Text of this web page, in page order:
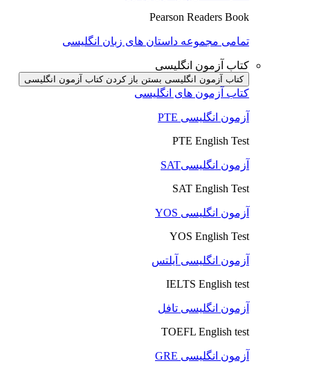
Pearson Readers Book
تمامی مجموعه داستان های زبان انگلیسی
کتاب آزمون انگلیسی
کتاب آزمون انگلیسی بستن باز کردن کتاب آزمون انگلیسی
کتاب آزمون های انگلیسی
آزمون انگلیسی PTE
PTE English Test
آزمون انگلیسیSAT
SAT English Test
آزمون انگلیسی YOS
YOS English Test
آزمون انگلیسی آیلتس
IELTS English test
آزمون انگلیسی تافل
TOEFL English test
آزمون انگلیسی GRE